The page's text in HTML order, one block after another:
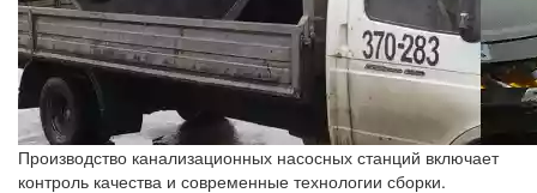
Производство канализационных насосных станций включает
контроль качества и современные технологии сборки.